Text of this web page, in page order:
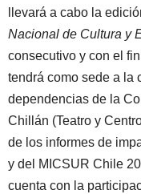
llevará a cabo la
Nacional de Cultura y
consecutivo y con el
tendrá como sede a la
dependencias de la
Chillán (Teatro y
de los informes de
y del MICSUR Chile
cuenta con la